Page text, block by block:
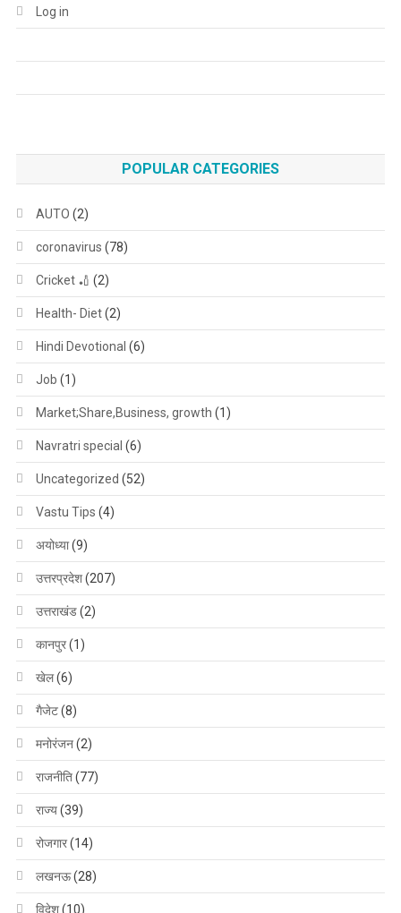
Log in
POPULAR CATEGORIES
AUTO (2)
coronavirus (78)
Cricket 🏏 (2)
Health- Diet(2)
Hindi Devotional (6)
Job (1)
Market;Share,Business, growth (1)
Navratri special (6)
Uncategorized (52)
Vastu Tips (4)
अयोध्या(9)
उत्तरप्रदेश(207)
उत्तराखंड(2)
कानपुर(1)
खेल(6)
गैजेट(8)
मनोरंजन(2)
राजनीति(77)
राज्य(39)
रोजगार(14)
लखनऊ(28)
विदेश(10)